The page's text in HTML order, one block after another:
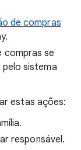
de compras
compras se
sistema
estas ações:
responsável.